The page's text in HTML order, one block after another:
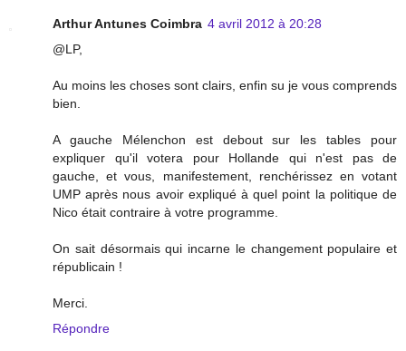
Arthur Antunes Coimbra 4 avril 2012 à 20:28
@LP,
Au moins les choses sont clairs, enfin su je vous comprends
bien.
A gauche Mélenchon est debout sur les tables pour
expliquer qu'il votera pour Hollande qui n'est pas de
gauche, et vous, manifestement, renchérissez en votant
UMP après nous avoir expliqué à quel point la politique de
Nico était contraire à votre programme.
On sait désormais qui incarne le changement populaire et
républicain !
Merci.
Répondre